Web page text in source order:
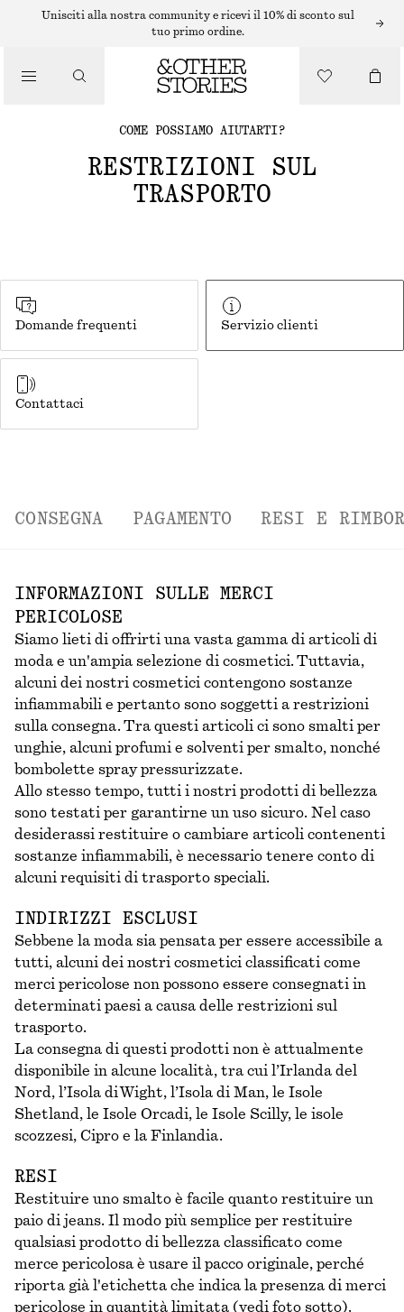
Unisciti alla nostra community e ricevi il 10% di sconto sul
tuo primo ordine.
COME POSSIAMO AIUTARTI?
RESTRIZIONI SUL
TRASPORTO
Domande frequenti Servizio clienti
Contattaci
CONSEGNA PAGAMENTO RESI E
INFORMAZIONI SULLE MERCI
PERICOLOSE
Siamo lieti di offrirti una vasta gamma di articoli di
moda e un'ampia selezione di cosmetici. Tuttavia,
alcuni dei nostri cosmetici contengono sostanze
infiammabili e pertanto sono soggetti a restrizioni
sulla consegna. Tra questi articoli ci sono smalti per
unghie, alcuni profumi e solventi per smalto, nonché
bombolette spray pressurizzate.
Allo stesso tempo, tutti i nostri prodotti di bellezza
sono testati per garantirne un uso sicuro. Nel caso
desiderassi restituire o cambiare articoli contenenti
sostanze infiammabili, è necessario tenere conto di
alcuni requisiti di trasporto speciali.
INDIRIZZI ESCLUSI
Sebbene la moda sia pensata per essere accessibile a
tutti, alcuni dei nostri cosmetici classificati come
merci pericolose non possono essere consegnati in
determinati paesi a causa delle restrizioni sul
trasporto.
La consegna di questi prodotti non è attualmente
disponibile in alcune località, tra cui l’Irlanda del
Nord, l’Isola di Wight, l’Isola di Man, le Isole
Shetland, le Isole Orcadi, le Isole Scilly, le isole
scozzesi, Cipro e la Finlandia.
RESI
Restituire uno smalto è facile quanto restituire un
paio di jeans. Il modo più semplice per restituire
qualsiasi prodotto di bellezza classificato come
merce pericolosa è usare il pacco originale, perché
riporta già l'etichetta che indica la presenza di merci
pericolose in quantità limitata (vedi foto sotto).